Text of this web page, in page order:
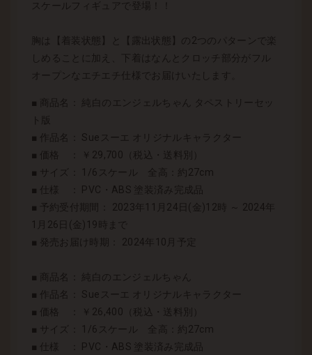
スケールフィギュアで登場！！
胸は【着装状態】と【露出状態】の2つのパターンで楽
しめることに加え、下着はなんとクロッチ部分がフル
オープンなエチエチ仕様でお届けいたします。
■ 商品名： 純白のエンジェルちゃん タペストリーセッ
ト版
■ 作品名： Sueスーエ オリジナルキャラクター
■ 価格 ： ￥29,700（税込・送料別）
■ サイズ： 1/6スケール 全高：約27cm
■ 仕様 ： PVC・ABS 塗装済み完成品
■ 予約受付期間： 2023年11月24日(金)12時 ～ 2024年
1月26日(金)19時まで
■ 発売お届け時期： 2024年10月予定
■ 商品名： 純白のエンジェルちゃん
■ 作品名： Sueスーエ オリジナルキャラクター
■ 価格 ： ￥26,400（税込・送料別）
■ サイズ： 1/6スケール 全高：約27cm
■ 仕様 ： PVC・ABS 塗装済み完成品